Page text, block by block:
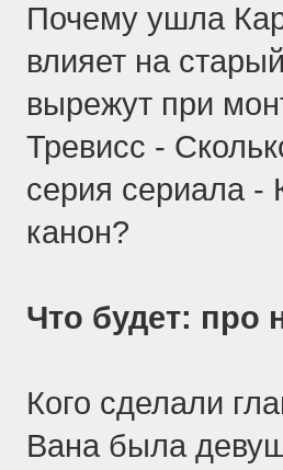
Почему ушла
влияет на
вырежут при
Тревисс -
серия сериала -
канон?
Что будет: про
Кого сделали
Вана была